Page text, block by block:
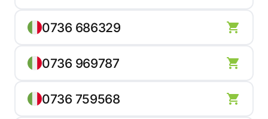
0736 686329
0736 969787
0736 759568